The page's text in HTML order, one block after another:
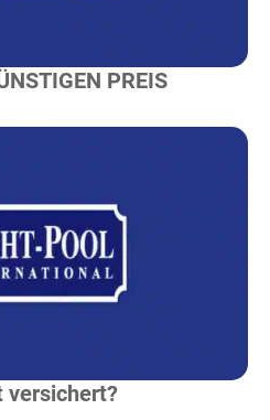
PREIS
Lesen
versichert?